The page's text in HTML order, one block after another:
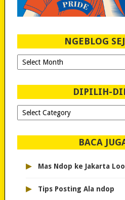
NGEBLOG
Ngeblog
Sejak
DIPILIH-
Dipilih-
dipilih..
BACA
▸ Mas Ndop ke Jakarta
▸ Tips Posting Ala ndop